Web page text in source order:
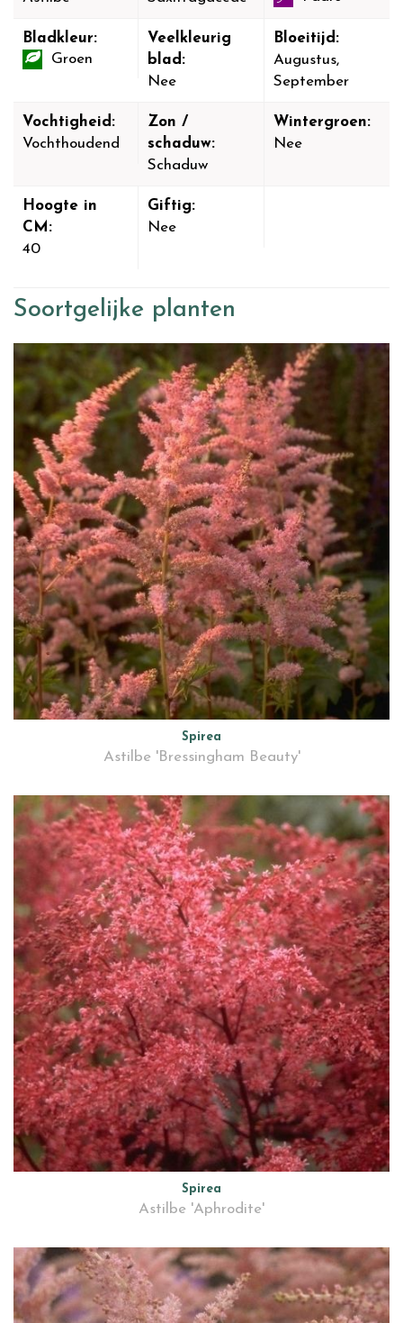
Bladkleur:
Groen
Veelkleurig
blad:
Nee
Bloeitijd:
Augustus,
September
Vochtigheid:
Vochthoudend
Zon /
schaduw:
Schaduw
Wintergroen:
Nee
Hoogte in
CM:
40
Giftig:
Nee
Soortgelijke planten
Spirea
Astilbe 'Bressingham Beauty'
Spirea
Astilbe 'Aphrodite'